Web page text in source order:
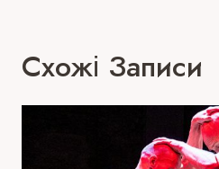
Схожі Записи